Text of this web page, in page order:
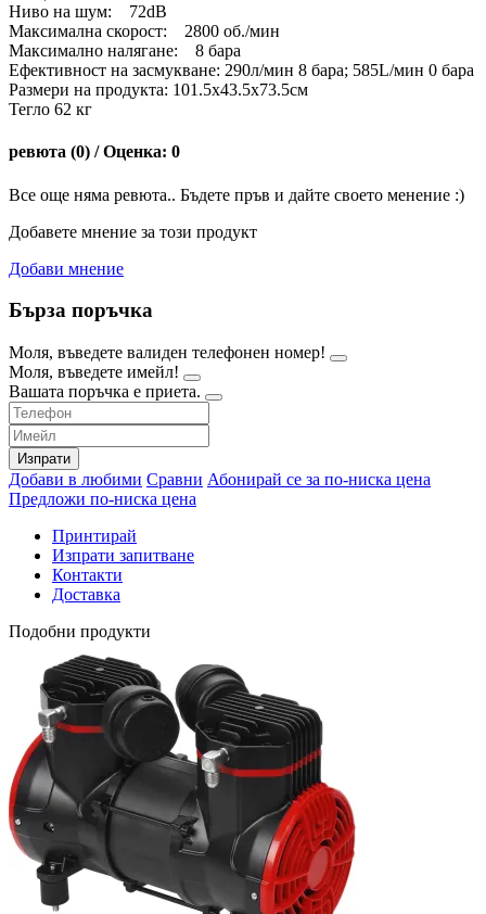
Ниво на шум: 72dB
Максимална скорост: 2800 об./мин
Максимално налягане: 8 бара
Ефективност на засмукване: 290л/мин 8 бара; 585L/мин 0 бара
Размери на продукта: 101.5x43.5x73.5см
Тегло 62 кг
ревюта (0) / Оценка: 0
Все още няма ревюта.. Бъдете пръв и дайте своето менение :)
Добавете мнение за този продукт
Добави мнение
Бърза поръчка
Моля, въведете валиден телефонен номер!
Моля, въведете имейл!
Вашата поръчка е приета.
Изпрати
Добави в любими Сравни Абонирай се за по-ниска цена
Предложи по-ниска цена
Принтирай
Изпрати запитване
Контакти
Доставка
Подобни продукти